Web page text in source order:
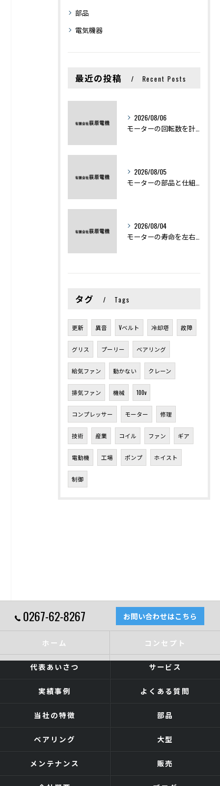
部品
電気機器
最近の投稿 Recent Posts
2026/08/06
2026/08/05
2026/08/04
タグ Tags
更新 異音 Vベルト 冷却塔 故障
グリス プーリー ベアリング
給気ファン 動かない クレーン
排気ファン 機械 100v
コンプレッサー モーター 修理
技術 産業 コイル ファン ギア
電動機 工場 ポンプ ホイスト
制御
0267-62-8267 お問い合わせはこちら
ホーム コンセプト
代表あいさつ サービス
実績事例 よくある質問
当社の特徴 部品
ベアリング 大型
メンテナンス 販売